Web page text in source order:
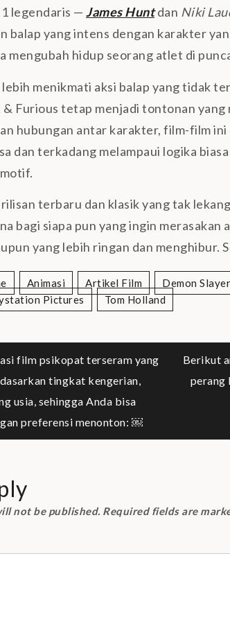
legendaris — James Huntdan Niki
balap yang intens dengan karakter
mengubah hidup seorang atlet di
menikmati aksi balap yang tidak
Furious tetap menjadi tontonan
hubungan antar karakter, film-film
dan terkadang melampaui logika
terbaru dan klasik yang tak
bagi siapa pun yang ingin
yang lebih ringan dan menghibur.
Animasi Artikel Film Demon Slayer
Pictures Tom Holland
film psikopat terseram yang
tingkat kengerian,
usia, sehingga Anda bisa
preferensi menonton: ￼
Berikut
perang
not be published. Required fields are